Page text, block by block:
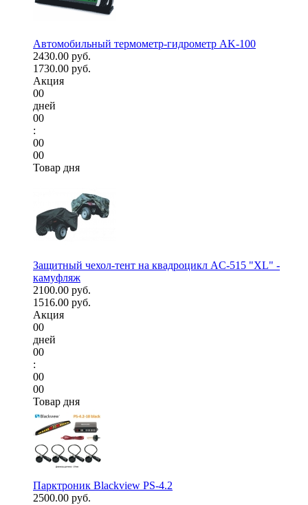
Автомобильный термометр-гидрометр AK-100
2430.00 руб.
1730.00 руб.
Акция
00
дней
00
:
00
00
Товар дня
Защитный чехол-тент на квадроцикл AC-515 "XL" -
камуфляж
2100.00 руб.
1516.00 руб.
Акция
00
дней
00
:
00
00
Товар дня
Парктроник Blackview PS-4.2
2500.00 руб.